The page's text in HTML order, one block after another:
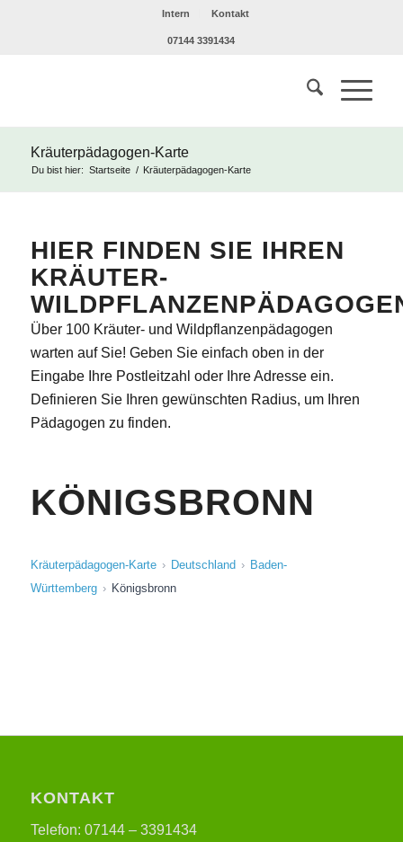
Intern Kontakt
07144 3391434
Kräuterpädagogen-Karte
Du bist hier: Startseite / Kräuterpädagogen-Karte
HIER FINDEN SIE IHREN
KRÄUTER-
Über 100 Kräuter- und Wildpflanzenpädagogen
warten auf Sie! Geben Sie einfach oben in der
Eingabe Ihre Postleitzahl oder Ihre Adresse ein.
Definieren Sie Ihren gewünschten Radius, um Ihren
Pädagogen zu finden.
KÖNIGSBRONN
Kräuterpädagogen-Karte Deutschland
Baden-
Württemberg
Königsbronn
KONTAKT
Telefon: 07144 – 3391434